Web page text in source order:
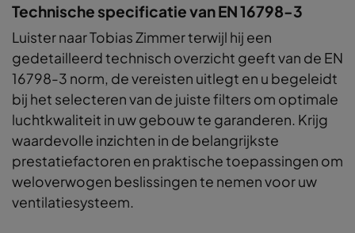
Technische specificatie van EN 16798-3
Luister naar Tobias Zimmer terwijl hij een
gedetailleerd technisch overzicht geeft van de EN
16798-3 norm, de vereisten uitlegt en u begeleidt
bij het selecteren van de juiste filters om optimale
luchtkwaliteit in uw gebouw te garanderen. Krijg
waardevolle inzichten in de belangrijkste
prestatiefactoren en praktische toepassingen om
weloverwogen beslissingen te nemen voor uw
ventilatiesysteem.